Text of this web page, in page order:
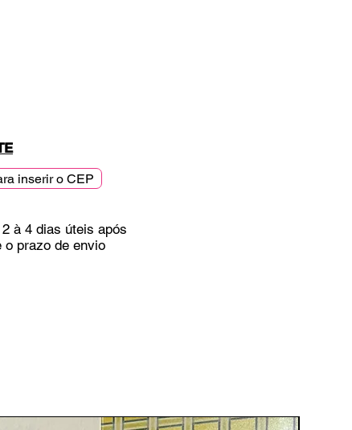
inserir o CEP
à 4 dias úteis após
o prazo de envio